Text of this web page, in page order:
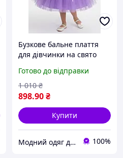
Бузкове бальне плаття
для дівчинки на свято
Готово до відправки
898.90₴
1 010 ₴
Купити
Модний одяг для мене і крихітки 100%